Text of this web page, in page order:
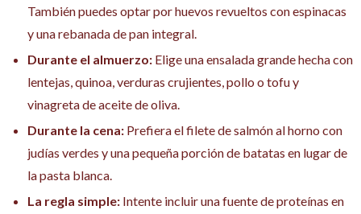
También puedes optar por huevos revueltos con espinacas
y una rebanada de pan integral.
Durante el almuerzo: Elige una ensalada grande hecha con
lentejas, quinoa, verduras crujientes, pollo o tofu y
vinagreta de aceite de oliva.
Durante la cena: Prefiera el filete de salmón al horno con
judías verdes y una pequeña porción de batatas en lugar de
la pasta blanca.
La regla simple: Intente incluir una fuente de proteínas en